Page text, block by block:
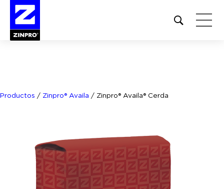
Open
site
Productos / Zinpro® Availa / Zinpro® Availa® Cerda